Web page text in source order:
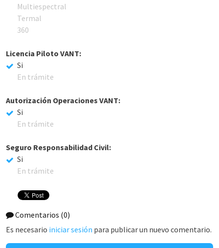
Multiespectral
Termal
360
Licencia Piloto VANT:
Si
En trámite
Autorización Operaciones VANT:
Si
En trámite
Seguro Responsabilidad Civil:
Si
En trámite
Comentarios (0)
Es necesario iniciar sesión para publicar un nuevo comentario.